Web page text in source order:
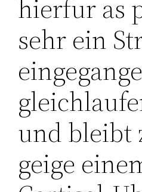
hierfur as
sehr ein
und bleibt
geige